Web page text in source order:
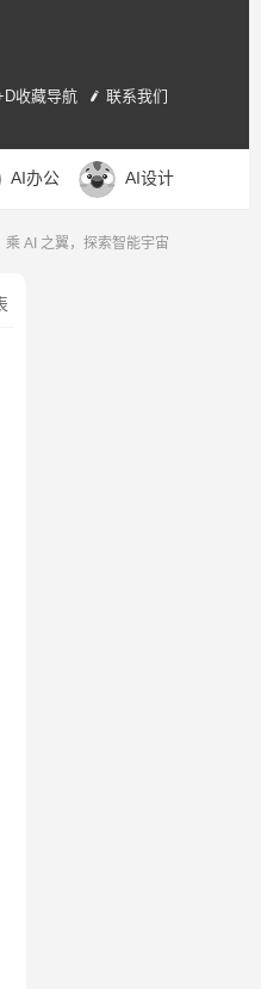
收藏导航 联系我们
AI办公 AI设计
乘 AI 之翼，探索智能宇宙